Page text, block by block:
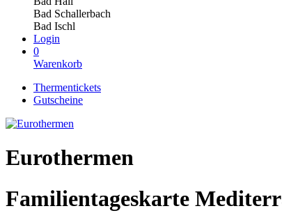
Bad Schallerbach
Bad Ischl
Login
0
Warenkorb
Thermentickets
Gutscheine
Eurothermen
Familientageskarte